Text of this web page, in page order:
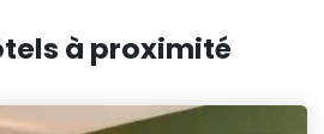
à proximité